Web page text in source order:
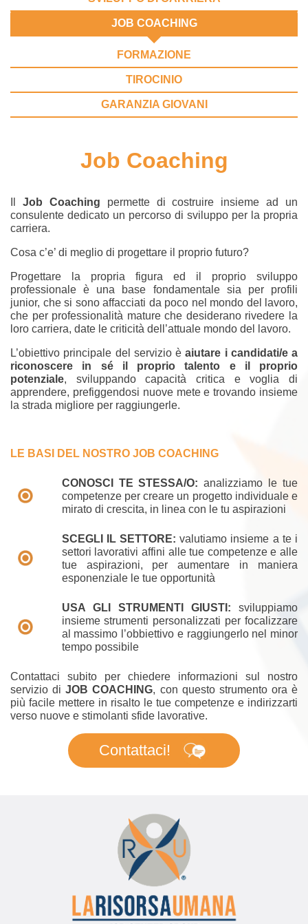
JOB COACHING
FORMAZIONE
TIROCINIO
GARANZIA GIOVANI
Job Coaching
Job Coaching permette di costruire insieme ad un
consulente dedicato un percorso di sviluppo per la propria
carriera.
Cosa c’e’ di meglio di progettare il proprio futuro?
Progettare la propria figura ed il proprio sviluppo
professionale è una base fondamentale sia per profili
junior, che si sono affacciati da poco nel mondo del lavoro,
che per professionalità mature che desiderano rivedere la
loro carriera, date le criticità dell’attuale mondo del lavoro.
L’obiettivo principale del servizio èaiutare i candidati/e a
riconoscere in sé il proprio talento e il proprio
potenziale, sviluppando capacità critica e voglia di
apprendere, prefiggendosi nuove mete e trovando insieme
la strada migliore per raggiungerle.
LE BASI DEL NOSTRO JOB COACHING
CONOSCI TE STESSA/O: analizziamo le tue
competenze per creare un progetto individuale e
mirato di crescita, in linea con le tu aspirazioni
SCEGLI IL SETTORE: valutiamo insieme a te i
settori lavorativi affini alle tue competenze e alle
tue aspirazioni, per aumentare in maniera
esponenziale le tue opportunità
USA GLI STRUMENTI GIUSTI: sviluppiamo
insieme strumenti personalizzati per focalizzare
al massimo l’obbiettivo e raggiungerlo nel minor
tempo possibile
Contattaci subito per chiedere informazioni sul nostro
servizio diJOB COACHING, con questo strumento ora è
più facile mettere in risalto le tue competenze e indirizzarti
verso nuove e stimolanti sfide lavorative.
Contattaci!